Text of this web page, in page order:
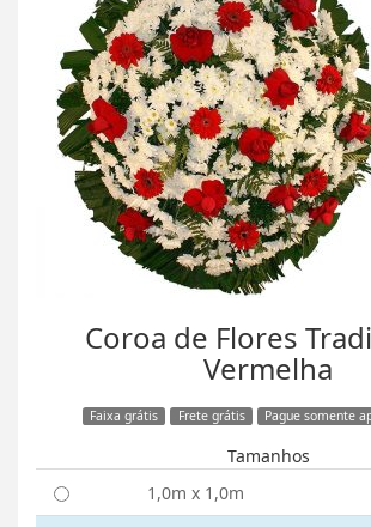
Coroa de Flores
Vermelha
Faixa grátis Frete grátis Pague somente
Tamanhos
1,0m x 1,0m